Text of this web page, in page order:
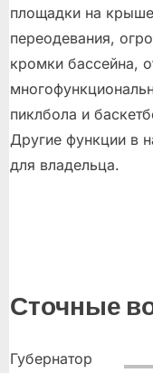
площадки на
переодевания,
кромки бассейна,
пиклбола и
Другие функции в
для владельца.
Сточные
Губернатор